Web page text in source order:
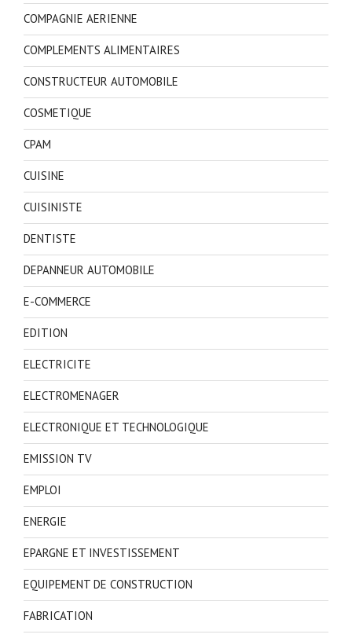
COMPAGNIE AERIENNE
COMPLEMENTS ALIMENTAIRES
CONSTRUCTEUR AUTOMOBILE
COSMETIQUE
CPAM
CUISINE
CUISINISTE
DENTISTE
DEPANNEUR AUTOMOBILE
E-COMMERCE
EDITION
ELECTRICITE
ELECTROMENAGER
ELECTRONIQUE ET TECHNOLOGIQUE
EMISSION TV
EMPLOI
ENERGIE
EPARGNE ET INVESTISSEMENT
EQUIPEMENT DE CONSTRUCTION
FABRICATION